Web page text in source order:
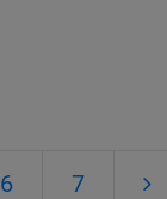
6 7